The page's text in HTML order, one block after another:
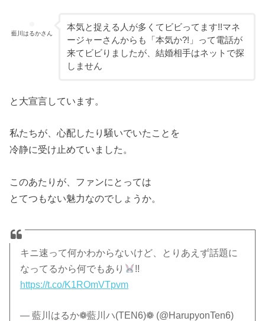
藍川はるかさん
本気と捉える人が多くてビビってます!!マネ
ージャーさんからも「本気か?!」って電話が
来てビビりましたが、結婚相手はネットで探
しません
と大宣言しています。
私たちが、心配したり騒いでいたことを
冷静に受け止めていました。
このあたりが、ファンにとっては
とてつもない魅力なのでしょうか。
キニ速って何かわからないけど、とりあえず話題に
なってるから何でもあり
!!
https://t.co/K1ROmVTpvm
— 藍川はるか❁藍川ハ(TEN6)❁ (@HarupyonTen6)